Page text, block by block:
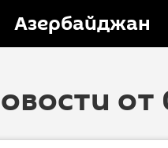
Азербайджан
от